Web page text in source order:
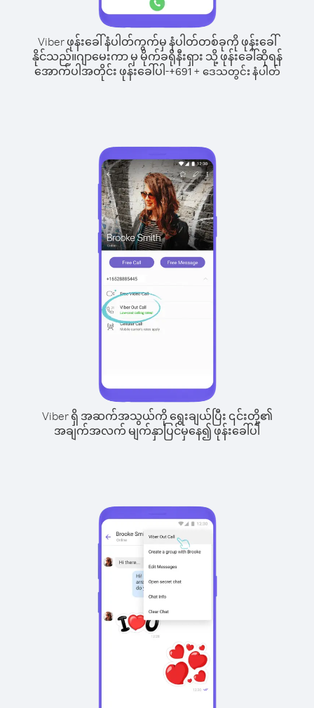
Viber ဖုန်းခေါ်နံပါတ်ကွက်မှ နံပါတ်တစ်ခုကို ဖုန်းခေါ်
နိုင်သည်။ဂျာမေးကာ မှ မိုက်ခရိုနီးရှား သို့ ဖုန်းခေါ်ဆိုရန်
အောက်ပါအတိုင်း ဖုန်းခေါ်ပါ-+691+ ဒေသတွင်း နံပါတ်
Viber ရှိ အဆက်အသွယ်ကို ရွေးချယ်ပြီး ၎င်းတို့၏
အချက်အလက် မျက်နှာပြင်မှနေ၍ ဖုန်းခေါ်ပါ